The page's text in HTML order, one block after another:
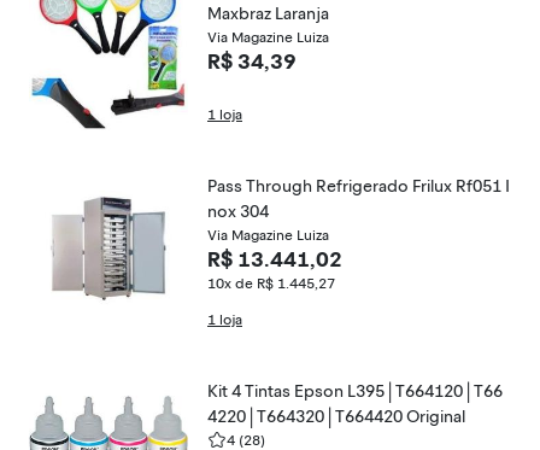
Maxbraz Laranja
Via Magazine Luiza
R$ 34,39
1 loja
Pass Through Refrigerado Frilux Rf051 I
nox 304
Via Magazine Luiza
R$ 13.441,02
10x de R$ 1.445,27
1 loja
Kit 4 Tintas Epson L395 | T664120 | T66
4220 | T664320 | T664420 Original
4 (28)